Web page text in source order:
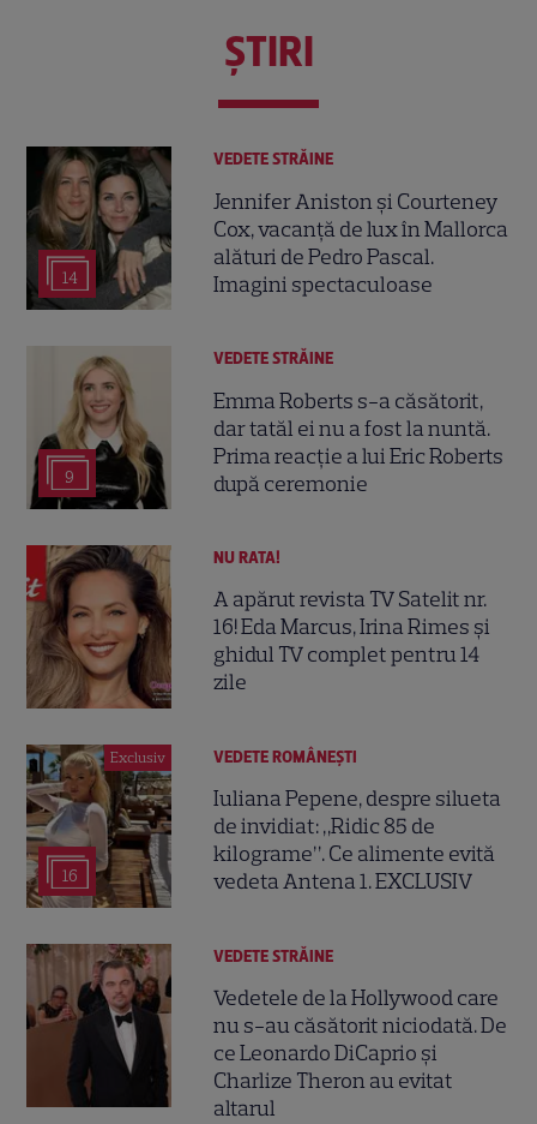
ŞTIRI
14
VEDETE STRĂINE
Jennifer Aniston și Courteney
Cox, vacanță de lux în Mallorca
alături de Pedro Pascal.
Imagini spectaculoase
9
VEDETE STRĂINE
Emma Roberts s-a căsătorit,
dar tatăl ei nu a fost la nuntă.
Prima reacție a lui Eric Roberts
după ceremonie
NU RATA!
A apărut revista TV Satelit nr.
16! Eda Marcus, Irina Rimes și
ghidul TV complet pentru 14
zile
Exclusiv
16
VEDETE ROMÂNEŞTI
Iuliana Pepene, despre silueta
de invidiat: „Ridic 85 de
kilograme”. Ce alimente evită
vedeta Antena 1. EXCLUSIV
VEDETE STRĂINE
Vedetele de la Hollywood care
nu s-au căsătorit niciodată. De
ce Leonardo DiCaprio și
Charlize Theron au evitat
altarul